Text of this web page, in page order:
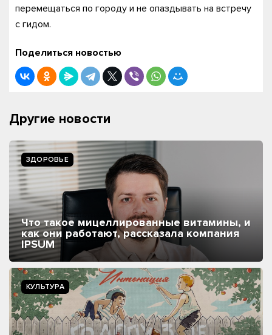
перемещаться по городу и не опаздывать на встречу
с гидом.
Поделиться новостью
Другие новости
ЗДОРОВЬЕ
Что такое мицеллированные витамины, и
как они работают, рассказала компания
IPSUM
КУЛЬТУРА